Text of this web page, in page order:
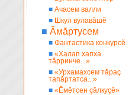
■ Ачасем валли
■ Шкул вулавăшĕ
■ Ăмăртусем
■ Фантастика конкурсĕ
■ «Халап хапха
тăрринче...»
■ «Урхамахсем тăраç
тапăртатса...»
■ «Ĕмĕтсен çăлкуçĕ»